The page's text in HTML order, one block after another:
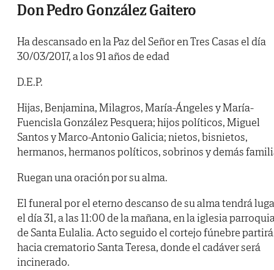
Don Pedro González Gaitero
Ha descansado en la Paz del Señor en Tres Casas el día
30/03/2017, a los 91 años de edad
D.E.P.
Hijas, Benjamina, Milagros, María-Ángeles y María-
Fuencisla González Pesquera; hijos políticos, Miguel
Santos y Marco-Antonio Galicia; nietos, bisnietos,
hermanos, hermanos políticos, sobrinos y demás
Ruegan una oración por su alma.
El funeral por el eterno descanso de su alma tendrá
el día 31, a las 11:00 de la mañana, en la iglesia
de Santa Eulalia. Acto seguido el cortejo fúnebre partirá
hacia crematorio Santa Teresa, donde el cadáver será
incinerado.